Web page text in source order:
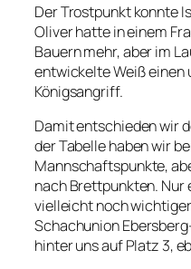
Der Trostpunkt konnte
Oliver hatte in einem
Bauern mehr, aber im
entwickelte Weiß
Königsangriff.
Damit entschieden wir
der Tabelle haben wir
Mannschaftspunkte,
nach Brettpunkten. Nur
vielleicht noch
Schachunion
hinter uns auf Platz 3,